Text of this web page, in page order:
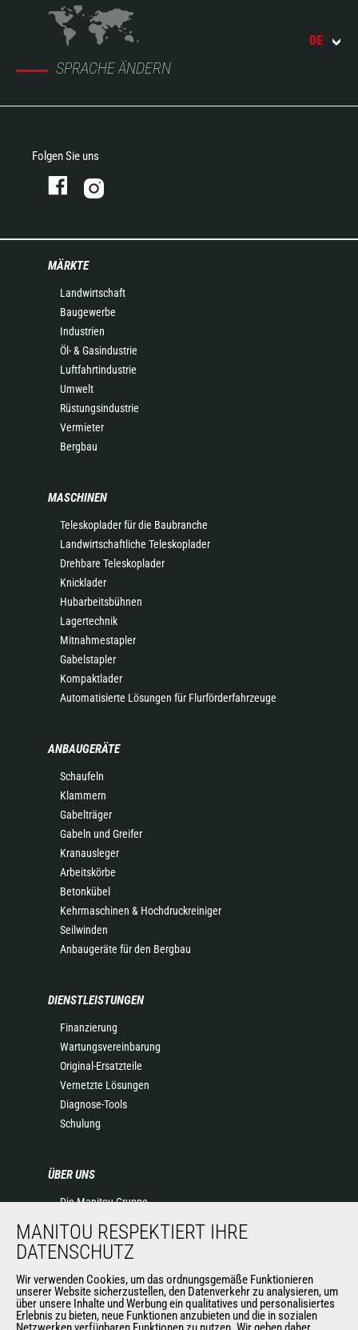
SPRACHE ÄNDERN
DE
Folgen Sie uns
MÄRKTE
Landwirtschaft
Baugewerbe
Industrien
Öl- & Gasindustrie
Luftfahrtindustrie
Umwelt
Rüstungsindustrie
Vermieter
Bergbau
MASCHINEN
Teleskoplader für die Baubranche
Landwirtschaftliche Teleskoplader
Drehbare Teleskoplader
Knicklader
Hubarbeitsbühnen
Lagertechnik
Mitnahmestapler
Gabelstapler
Kompaktlader
Automatisierte Lösungen für Flurförderfahrzeuge
ANBAUGERÄTE
Schaufeln
Klammern
Gabelträger
Gabeln und Greifer
Kranausleger
Arbeitskörbe
Betonkübel
Kehrmaschinen & Hochdruckreiniger
Seilwinden
Anbaugeräte für den Bergbau
DIENSTLEISTUNGEN
Finanzierung
Wartungsvereinbarung
Original-Ersatzteile
Vernetzte Lösungen
Diagnose-Tools
Schulung
ÜBER UNS
Die Manitou-Gruppe
Impressum
Datenschutz
Veranstaltungen
Neuigkeiten
Geschichte
MANITOU RESPEKTIERT IHRE
DATENSCHUTZ
Wir verwenden Cookies, um das ordnungsgemäße Funktionieren
unserer Website sicherzustellen, den Datenverkehr zu analysieren, um
über unsere Inhalte und Werbung ein qualitatives und personalisiertes
Erlebnis zu bieten, neue Funktionen anzubieten und die in sozialen